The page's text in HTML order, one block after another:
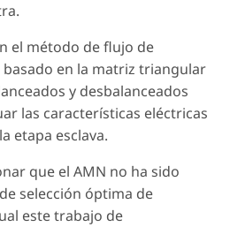
el método de flujo de
en la matriz triangular
y desbalanceados
las características eléctricas
etapa esclava.
que el AMN no ha sido
selección óptima de
este trabajo de